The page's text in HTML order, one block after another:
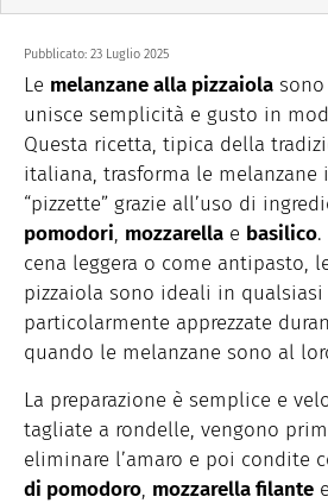
Pubblicato: 23 Luglio 2025
Le melanzane alla pizzaiola
unisce semplicità e gusto in
Questa ricetta, tipica della
italiana, trasforma le melanzane
“pizzette” grazie all’uso di
pomodori, mozzarella e basilico.
cena leggera o come antipasto,
pizzaiola sono ideali in qualsiasi
particolarmente apprezzate
quando le melanzane sono al
La preparazione è semplice e
tagliate a rondelle, vengono
eliminare l’amaro e poi condite
di pomodoro, mozzarella filante e